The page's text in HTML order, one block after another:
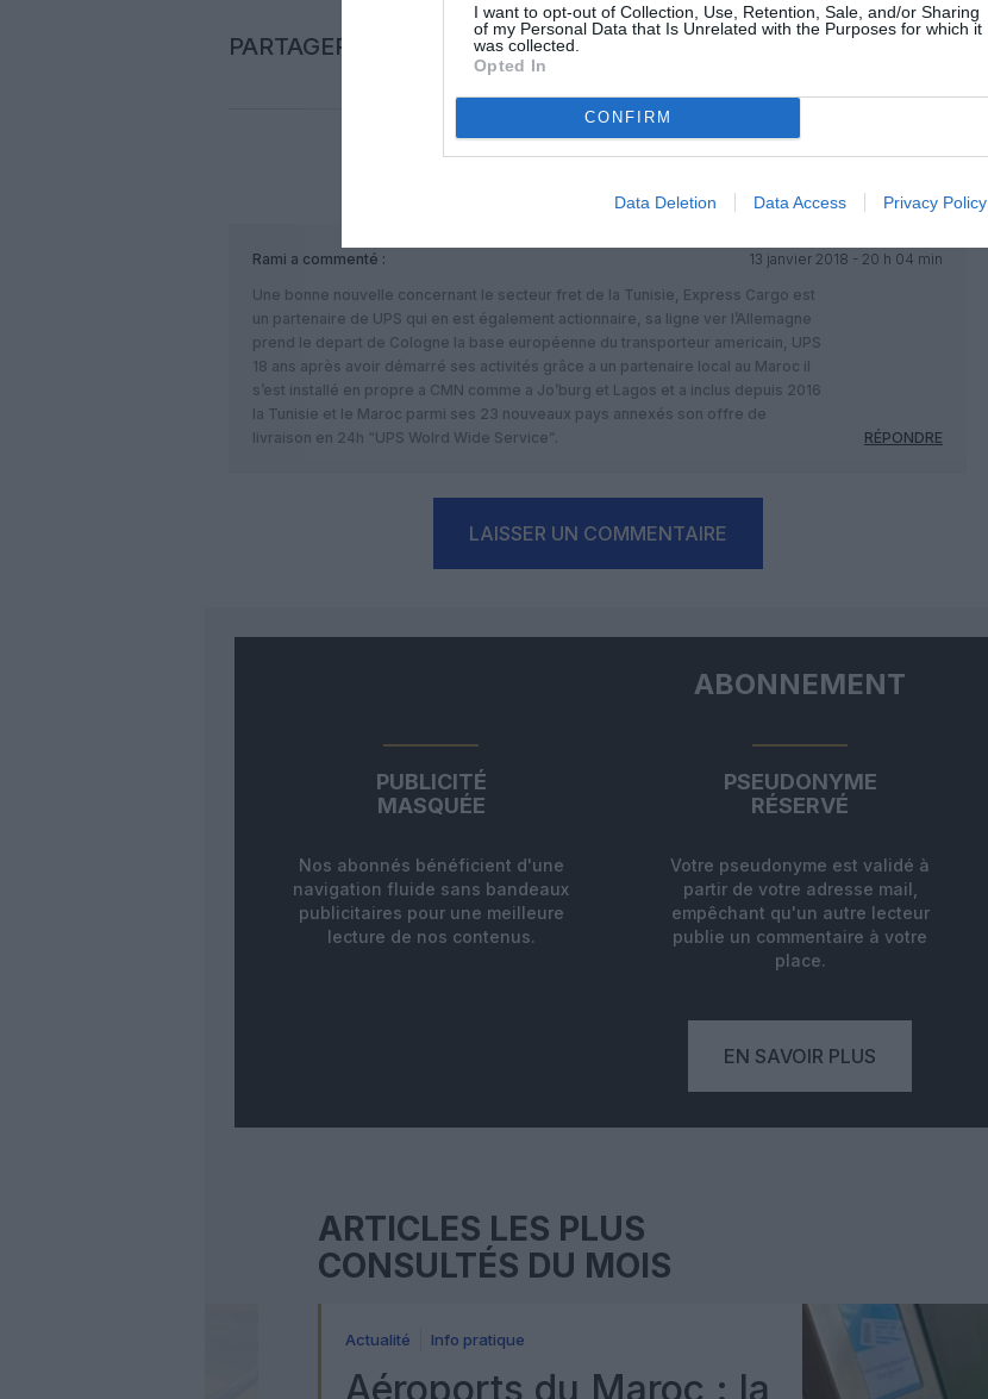
I want to opt-out of Collection, Use, Retention, Sale, and/or Sharing
of my Personal Data that Is Unrelated with the Purposes for which it
was collected.
Opted In
CONFIRM
Data Deletion Data Access Privacy Policy
PARTAGER L'ARTICLE
FacebookTwitterPinterestLinkedInEmail Print
COMMENTAIRE(S)
Rami a commenté :
13 janvier 2018 - 20 h 04 min
Une bonne nouvelle concernant le secteur fret de la Tunisie, Express Cargo est
un partenaire de UPS qui en est également actionnaire, sa ligne ver l’Allemagne
prend le depart de Cologne la base européenne du transporteur americain, UPS
18 ans après avoir démarré ses activités grâce a un partenaire local au Maroc il
s’est installé en propre a CMN comme a Jo’burg et Lagos et a inclus depuis 2016
la Tunisie et le Maroc parmi ses 23 nouveaux pays annexés son offre de
livraison en 24h “UPS Wolrd Wide Service”.
RÉPONDRE
LAISSER UN COMMENTAIRE
ABONNEMENT
PUBLICITÉ
MASQUÉE
Nos abonnés bénéficient d'une
navigation fluide sans bandeaux
publicitaires pour une meilleure
lecture de nos contenus.
PSEUDONYME
RÉSERVÉ
Votre pseudonyme est validé à
partir de votre adresse mail,
empêchant qu'un autre lecteur
publie un commentaire à votre
place.
EN SAVOIR PLUS
ARTICLES LES PLUS
CONSULTÉS DU MOIS
Actualité Info pratique
Aéroports du Maroc : la